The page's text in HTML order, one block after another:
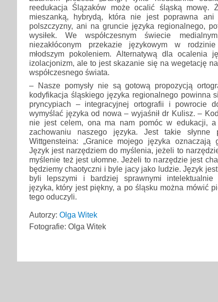
reedukacja Ślązaków może ocalić śląską mowę.
mieszanką, hybrydą, która nie jest poprawna
polszczyzny, ani na gruncie języka regionalnego,
wysiłek. We współczesnym świecie
niezakłóconym przekazie językowym w
młodszym pokoleniem. Alternatywą dla ocalenia
izolacjonizm, ale to jest skazanie się na wegetację
współczesnego świata.
– Nasze pomysły nie są gotową propozycją
kodyfikacja śląskiego języka regionalnego powinna
pryncypiach – integracyjnej ortografii i powrocie
wymyślać języka od nowa – wyjaśnił dr Kulisz. –
nie jest celem, ona ma nam pomóc w edukacji,
zachowaniu naszego języka. Jest takie słynne
Wittgensteina: „Granice mojego języka oznaczają
Język jest narzędziem do myślenia, jeżeli to
myślenie też jest ułomne. Jeżeli to narzędzie jest
będziemy chaotyczni i byle jacy jako ludzie. Język
byli lepszymi i bardziej sprawnymi intelektualnie
języka, który jest piękny, a po śląsku można mówić
tego oduczyli.
Autorzy: Olga Witek
Fotografie: Olga Witek